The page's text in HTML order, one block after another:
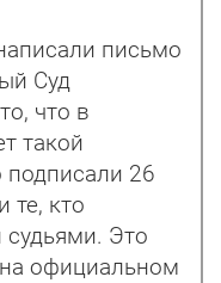
письмо
Суд
что в
такой
подписали 26
те, кто
судьями. Это
официальном